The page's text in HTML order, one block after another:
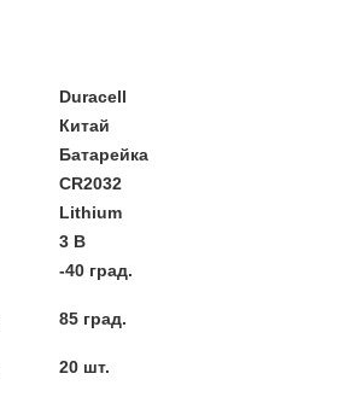
Duracell
Китай
Батарейка
CR2032
Lithium
3 В
-40 град.
85 град.
20 шт.